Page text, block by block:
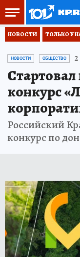
НОВОСТИ ТОЛЬКО У
НОВОСТИ ОБЩЕСТВО
конкурс
Российский
конкурс по